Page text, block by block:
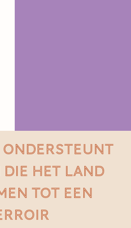
DIE HET LAND
TOT EEN